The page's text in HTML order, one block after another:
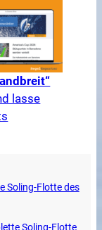
lasse
Soling-Flotte des
Soling-Flotte